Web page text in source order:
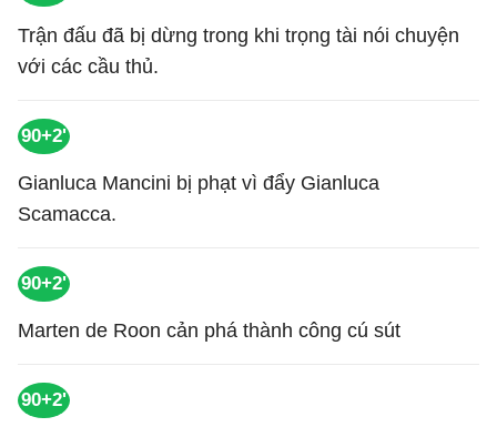
Trận đấu đã bị dừng trong khi trọng tài nói chuyện
với các cầu thủ.
90+2'
Gianluca Mancini bị phạt vì đẩy Gianluca
Scamacca.
90+2'
Marten de Roon cản phá thành công cú sút
90+2'